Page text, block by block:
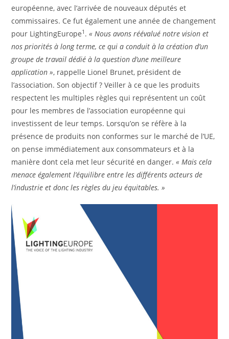
européenne, avec l’arrivée de nouveaux députés et
commissaires. Ce fut également une année de changement
pour LightingEurope1 .« Nous avons réévalué notre vision et
nos priorités à long terme, ce qui a conduit à la création d’un
groupe de travail dédié à la question d’une meilleure
application », rappelle Lionel Brunet, président de
l’association. Son objectif ? Veiller à ce que les produits
respectent les multiples règles qui représentent un coût
pour les membres de l’association européenne qui
investissent de leur temps. Lorsqu’on se réfère à la
présence de produits non conformes sur le marché de l’UE,
on pense immédiatement aux consommateurs et à la
manière dont cela met leur sécurité en danger.« Mais cela
menace également l’équilibre entre les différents acteurs de
l’industrie et donc les règles du jeu équitables. »